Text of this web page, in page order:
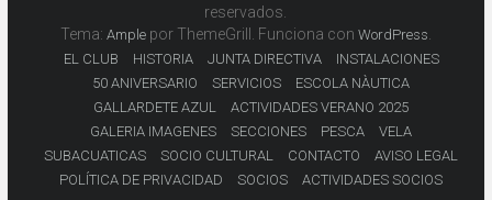
reservados.
Tema: Amplepor ThemeGrill. Funciona con WordPress
EL CLUB HISTORIA JUNTA DIRECTIVA
INSTALACIONES
50 ANIVERSARIO
SERVICIOS
ESCOLA NÀUTICA
GALLARDETE AZUL
ACTIVIDADES VERANO 2025
GALERIA IMAGENES
SECCIONES PESCA
VELA
SUBACUATICAS
SOCIO CULTURAL CONTACTO
AVISO LEGAL
POLÍTICA DE PRIVACIDAD
SOCIOS ACTIVIDADES SOCIOS